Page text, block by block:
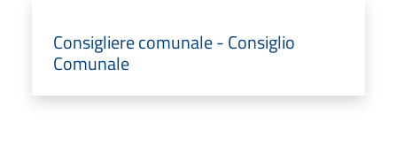
Consigliere comunale - Consiglio
Comunale